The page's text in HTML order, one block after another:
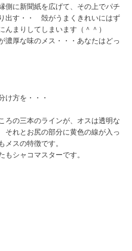
側に新聞紙を広げて、その上でパチ
出す・・ 殻がうまくきれいにはず
まりしてしまいます（＾＾）
濃厚な味のメス・・・あなたはどっ
け方を・・・
ろの三本のラインが、オスは透明な
れとお尻の部分に黄色の線が入っ
メスの特徴です。
シャコマスターです。